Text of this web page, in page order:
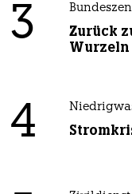
3
Zurück
Wurzeln
4